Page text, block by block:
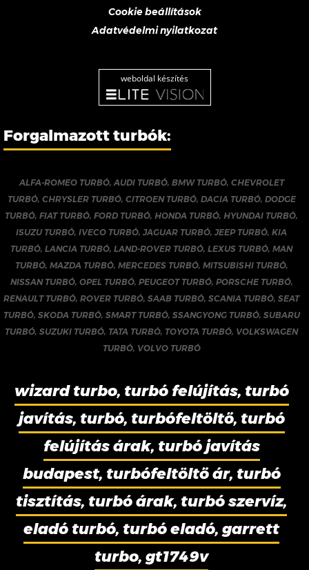
Cookie beállítások
Adatvédelmi nyilatkozat
weboldal készítés
Forgalmazott turbók:
ALFA-ROMEO TURBÓ,AUDI TURBÓ, BMW TURBÓ, CHEVROLET
TURBÓ, CHRYSLER TURBÓ, CITROEN TURBÓ, DACIA TURBÓ, DODGE
TURBÓ,FIAT TURBÓ,FORD TURBÓ, HONDA TURBÓ, HYUNDAI TURBÓ,
ISUZU TURBÓ,IVECO TURBÓ,JAGUAR TURBÓ,JEEP TURBÓ,KIA
TURBÓ,LANCIA TURBÓ,LAND-ROVER TURBÓ,LEXUS TURBÓ,MAN
TURBÓ, MAZDA TURBÓ, MERCEDES TURBÓ, MITSUBISHI TURBÓ,
NISSAN TURBÓ, OPEL TURBÓ, PEUGEOT TURBÓ, PORSCHE TURBÓ,
RENAULT TURBÓ,ROVER TURBÓ,SAAB TURBÓ,SCANIA TURBÓ,SEAT
TURBÓ, SKODA TURBÓ, SMART TURBÓ, SSANGYONG TURBÓ, SUBARU
TURBÓ,SUZUKI TURBÓ, TATA TURBÓ, TOYOTA TURBÓ, VOLKSWAGEN
TURBÓ, VOLVO TURBÓ
wizard turbo, turbó felújítás, turbó
javítás, turbó, turbófeltöltő, turbó
felújítás árak, turbó javítás
budapest, turbófeltöltő ár, turbó
tisztítás, turbó árak, turbó szervíz,
eladó turbó, turbó eladó, garrett
turbo, gt1749v